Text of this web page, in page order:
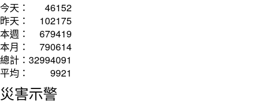
今天：
46152
昨天：
102175
本週：
679419
本月：
790614
總計： 32994091
平均：
9921
災害示警